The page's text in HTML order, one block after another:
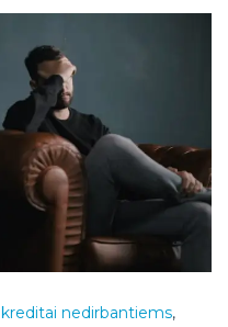
kreditai nedirbantiems,